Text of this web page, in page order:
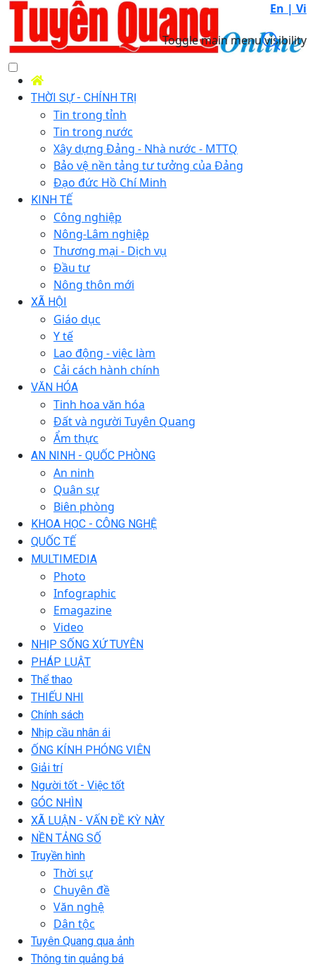
En | Vi
Toggle main menu visibility
THỜI SỰ - CHÍNH TRỊ
Tin trong tỉnh
Tin trong nước
Xây dựng Đảng - Nhà nước - MTTQ
Bảo vệ nền tảng tư tưởng của Đảng
Đạo đức Hồ Chí Minh
KINH TẾ
Công nghiệp
Nông-Lâm nghiệp
Thương mại - Dịch vụ
Đầu tư
Nông thôn mới
XÃ HỘI
Giáo dục
Y tế
Lao động - việc làm
Cải cách hành chính
VĂN HÓA
Tinh hoa văn hóa
Đất và người Tuyên Quang
Ẩm thực
AN NINH - QUỐC PHÒNG
An ninh
Quân sự
Biên phòng
KHOA HỌC - CÔNG NGHỆ
QUỐC TẾ
MULTIMEDIA
Photo
Infographic
Emagazine
Video
NHỊP SỐNG XỨ TUYÊN
PHÁP LUẬT
Thể thao
THIẾU NHI
Chính sách
Nhịp cầu nhân ái
ỐNG KÍNH PHÓNG VIÊN
Giải trí
Người tốt - Việc tốt
GÓC NHÌN
XÃ LUẬN - VẤN ĐỀ KỲ NÀY
NỀN TẢNG SỐ
Truyền hình
Thời sự
Chuyên đề
Văn nghệ
Dân tộc
Tuyên Quang qua ảnh
Thông tin quảng bá